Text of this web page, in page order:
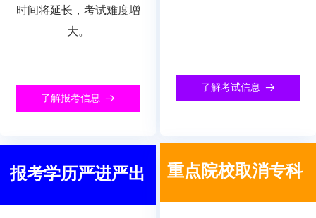
时间将延长，考试难度增
大。
了解报考信息 뀠
了解考试信息 뀠
报考学历严进严出 重点院校取消专科